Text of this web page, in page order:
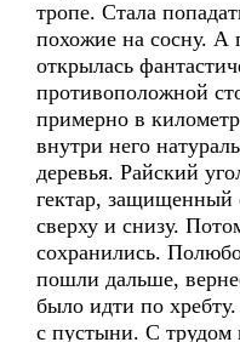
тропе. Стала
похожие на сосну. А
открылась
противоположной
примерно в
внутри него
деревья. Райский
гектар,
сверху и снизу.
сохранились.
пошли дальше,
было идти по
с пустыни. С